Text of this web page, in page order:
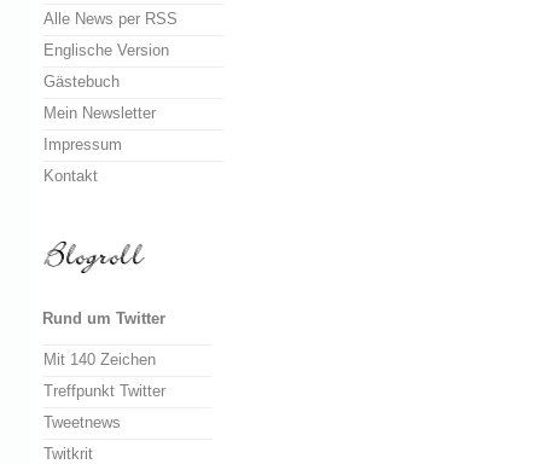
Alle News per RSS
Englische Version
Gästebuch
Mein Newsletter
Impressum
Kontakt
Rund um Twitter
Mit 140 Zeichen
Treffpunkt Twitter
Tweetnews
Twitkrit